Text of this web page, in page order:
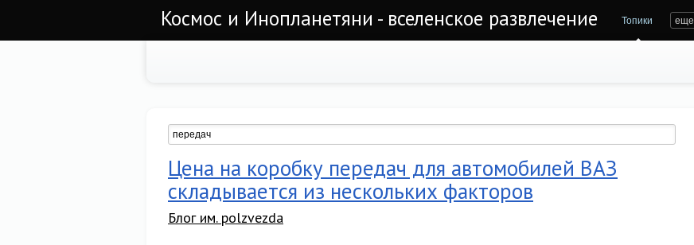
Космос и Инопланетяни - вселенское развлечение Топики еще
Цена на коробку передач для автомобилей ВАЗ
складывается из нескольких факторов
Блог им. polzvezda